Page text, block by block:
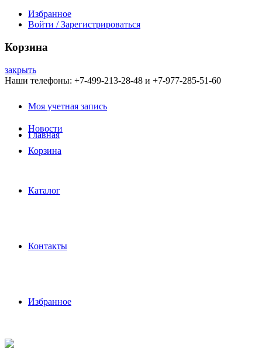
Избранное
Войти / Зарегистрироваться
Корзина
закрыть
Наши телефоны: +7-499-213-28-48 и +7-977-285-51-60
Моя учетная запись
Новости
Корзина
Главная
Каталог
Контакты
Избранное